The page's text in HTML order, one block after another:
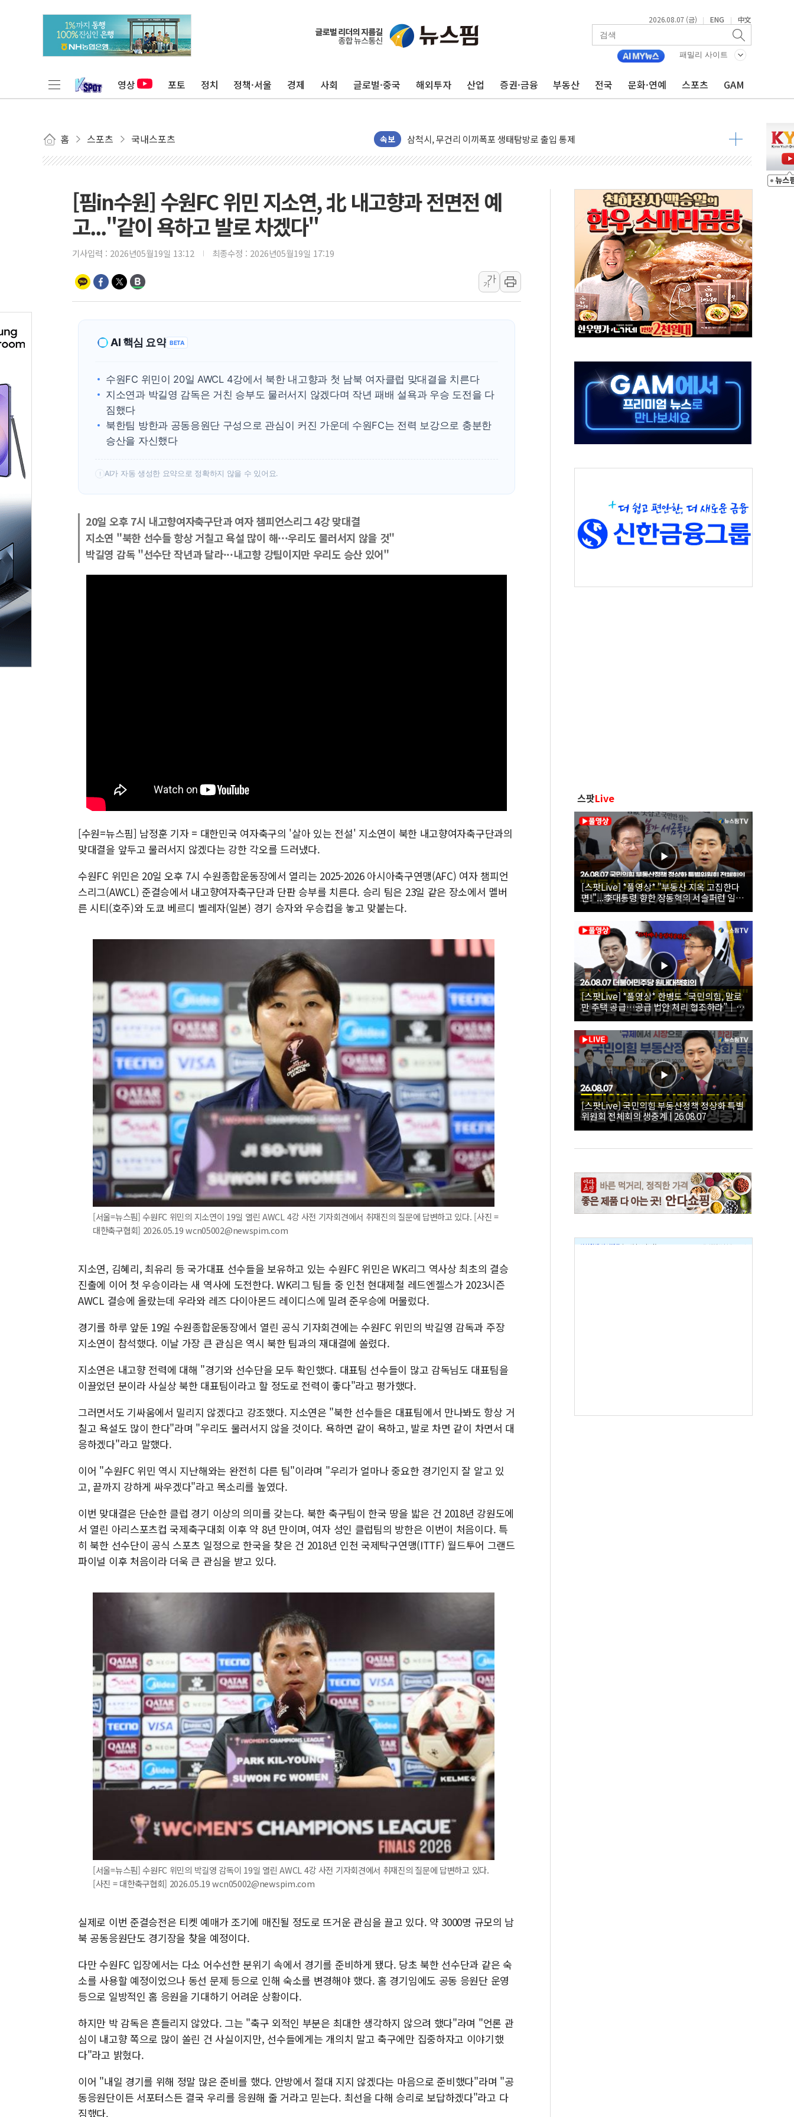
2026.08.07 (금) | ENG | 中文
패밀리 사이트
영상 포토 정치 정책·서울 경제 사회 글로벌·중국 해외투자 산업 증권·금융 부동산 전국 문화·연예 스포츠 GAM
홈 스포츠 국내스포츠 속보
네이버, AI 브리핑 도입 후 블로그 창작자 지원 규모 2배 확대
SKT, '8월 월간 럭키 페스타' 실시...휴대폰 결제 최대 6000원 할인
KTis, 02-114로 카카오 T 택시 호출 서비스
해군1함대 '창설 80주년' 기념식...지역축제 '불금전파, 송정'과 상생
삼척시, 무건리 이끼폭포 생태탐방로 출입 통제
전남광주 화정역 인근 도로 4중 추돌…1명 심정지·5명 부상
'해병 순직 책임' 임성근 전 사단장 항소심도 징역 3년
헥토이노베이션, 상반기 매출 첫 2000억원 돌파
민병덕 "오늘 67개 점포 영업 재개...장바구니에 홈플러스 담아달라" 호소
하나금융이 쏘아 올린 CIFO, 금융지주 포용금융 조직개편 신호탄
종합특검, '尹 관저 이전 감사 무마' 유병호 구속 기소
코스피·코스닥 오전 동반 하락…내린 종목이 두 배 넘어
'입추'인데 연일 찜통더위…김성환 기후부 장관 "예측범위 벗어나도 즉시대응"
유니슨 "국내생산세액공제·인증제도 개선 수혜 기대"
[핌in수원] 수원FC 위민 지소연, 北 내고향과 전면전 예
고..."같이 욕하고 발로 차겠다"
기사입력 : 2026년05월19일 13:12 최종수정 : 2026년05월19일 17:19
가
가
AI 핵심 요약 BETA
수원FC 위민이 20일 AWCL 4강에서 북한 내고향과 첫 남북 여자클럽 맞대결을 치른다
지소연과 박길영 감독은 거친 승부도 물러서지 않겠다며 작년 패배 설욕과 우승 도전을 다
짐했다
북한팀 방한과 공동응원단 구성으로 관심이 커진 가운데 수원FC는 전력 보강으로 충분한
승산을 자신했다
! AI가 자동 생성한 요약으로 정확하지 않을 수 있어요.
20일 오후 7시 내고향여자축구단과 여자 챔피언스리그 4강 맞대결
지소연 "북한 선수들 항상 거칠고 욕설 많이 해···우리도 물러서지 않을 것"
박길영 감독 "선수단 작년과 달라···내고향 강팀이지만 우리도 승산 있어"
[수원=뉴스핌] 남정훈 기자 = 대한민국 여자축구의 '살아 있는 전설' 지소연이 북한 내고향여자축구단과의
맞대결을 앞두고 물러서지 않겠다는 강한 각오를 드러냈다.
수원FC 위민은 20일 오후 7시 수원종합운동장에서 열리는 2025-2026 아시아축구연맹(AFC) 여자 챔피언
스리그(AWCL) 준결승에서 내고향여자축구단과 단판 승부를 치른다. 승리 팀은 23일 같은 장소에서 멜버
른 시티(호주)와 도쿄 베르디 벨레자(일본) 경기 승자와 우승컵을 놓고 맞붙는다.
[서울=뉴스핌] 수원FC 위민의 지소연이 19일 열린 AWCL 4강 사전 기자회견에서 취재진의 질문에 답변하고 있다. [사진 =
대한축구협회] 2026.05.19 wcn05002@newspim.com
지소연, 김혜리, 최유리 등 국가대표 선수들을 보유하고 있는 수원FC 위민은 WK리그 역사상 최초의 결승
진출에 이어 첫 우승이라는 새 역사에 도전한다. WK리그 팀들 중 인천 현대제철 레드엔젤스가 2023시즌
AWCL 결승에 올랐는데 우라와 레즈 다이아몬드 레이디스에 밀려 준우승에 머물렀다.
경기를 하루 앞둔 19일 수원종합운동장에서 열린 공식 기자회견에는 수원FC 위민의 박길영 감독과 주장
지소연이 참석했다. 이날 가장 큰 관심은 역시 북한 팀과의 재대결에 쏠렸다.
지소연은 내고향 전력에 대해 "경기와 선수단을 모두 확인했다. 대표팀 선수들이 많고 감독님도 대표팀을
이끌었던 분이라 사실상 북한 대표팀이라고 할 정도로 전력이 좋다"라고 평가했다.
그러면서도 기싸움에서 밀리지 않겠다고 강조했다. 지소연은 "북한 선수들은 대표팀에서 만나봐도 항상 거
칠고 욕설도 많이 한다"라며 "우리도 물러서지 않을 것이다. 욕하면 같이 욕하고, 발로 차면 같이 차면서 대
응하겠다"라고 말했다.
이어 "수원FC 위민 역시 지난해와는 완전히 다른 팀"이라며 "우리가 얼마나 중요한 경기인지 잘 알고 있
고, 끝까지 강하게 싸우겠다"라고 목소리를 높였다.
이번 맞대결은 단순한 클럽 경기 이상의 의미를 갖는다. 북한 축구팀이 한국 땅을 밟은 건 2018년 강원도에
서 열린 아리스포츠컵 국제축구대회 이후 약 8년 만이며, 여자 성인 클럽팀의 방한은 이번이 처음이다. 특
히 북한 선수단이 공식 스포츠 일정으로 한국을 찾은 건 2018년 인천 국제탁구연맹(ITTF) 월드투어 그랜드
파이널 이후 처음이라 더욱 큰 관심을 받고 있다.
[서울=뉴스핌] 수원FC 위민의 박길영 감독이 19일 열린 AWCL 4강 사전 기자회견에서 취재진의 질문에 답변하고 있다.
[사진 = 대한축구협회] 2026.05.19 wcn05002@newspim.com
실제로 이번 준결승전은 티켓 예매가 조기에 매진될 정도로 뜨거운 관심을 끌고 있다. 약 3000명 규모의 남
북 공동응원단도 경기장을 찾을 예정이다.
다만 수원FC 입장에서는 다소 어수선한 분위기 속에서 경기를 준비하게 됐다. 당초 북한 선수단과 같은 숙
소를 사용할 예정이었으나 동선 문제 등으로 인해 숙소를 변경해야 했다. 홈 경기임에도 공동 응원단 운영
등으로 일방적인 홈 응원을 기대하기 어려운 상황이다.
하지만 박 감독은 흔들리지 않았다. 그는 "축구 외적인 부분은 최대한 생각하지 않으려 했다"라며 "언론 관
심이 내고향 쪽으로 많이 쏠린 건 사실이지만, 선수들에게는 개의치 말고 축구에만 집중하자고 이야기했
다"라고 밝혔다.
이어 "내일 경기를 위해 정말 많은 준비를 했다. 안방에서 절대 지지 않겠다는 마음으로 준비했다"라며 "공
동응원단이든 서포터스든 결국 우리를 응원해 줄 거라고 믿는다. 최선을 다해 승리로 보답하겠다"라고 다
짐했다.
스팟Live
[스팟Live] *풀영상* "부동산 지옥 고집한다
면!"...李대통령 향한 장동혁의 서슬퍼런 일갈
| 26.08.07 국민의힘 부동산정책 정상화 특별
위원회 전체회의
[스팟Live] *풀영상* 한병도 “국민의힘, 말로
만 주택 공급…공급 법안 처리 협조하라”｜
26.08.07 더불어민주당 원내대책회의
[스팟Live] 국민의힘 부동산정책 정상화 특별
위원회 전체회의 생중계 | 26.08.07